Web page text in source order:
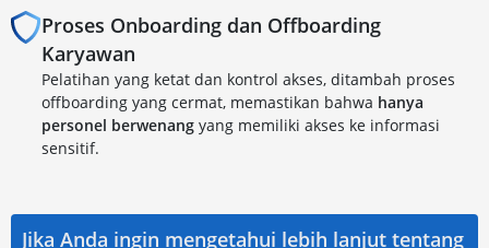
Proses Onboarding dan Offboarding
Karyawan
Pelatihan yang ketat dan kontrol akses, ditambah proses
offboarding yang cermat, memastikan bahwa hanya
personel berwenang yang memiliki akses ke informasi
sensitif.
Jika Anda ingin mengetahui lebih lanjut tentang